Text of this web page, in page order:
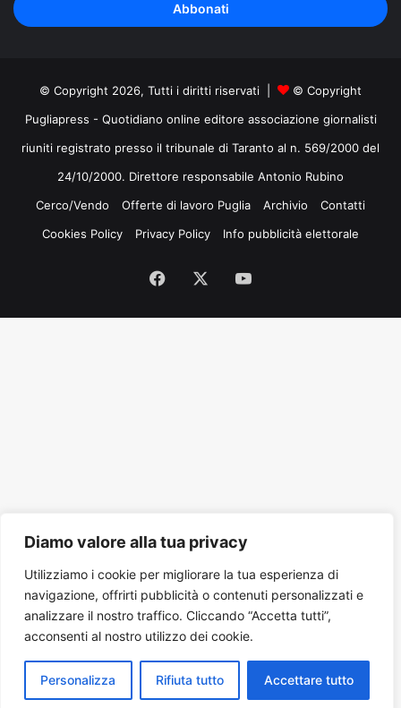
Diamo valore alla tua privacy
Utilizziamo i cookie per migliorare la tua esperienza di
navigazione, offrirti pubblicità o contenuti personalizzati e
analizzare il nostro traffico. Cliccando “Accetta tutti”,
acconsenti al nostro utilizzo dei cookie.
Personalizza Rifiuta tutto Accettare tutto
indirizzo
mail
© Copyright 2026, Tutti i diritti riservati |
© Copyright
Pugliapress - Quotidiano online editore associazione giornalisti
riuniti registrato presso il tribunale di Taranto al n. 569/2000 del
24/10/2000. Direttore responsabile Antonio Rubino
Cerco/Vendo
Offerte di lavoro Puglia Archivio
Contatti
Cookies Policy
Privacy Policy Info pubblicità elettorale
Facebook
Tube